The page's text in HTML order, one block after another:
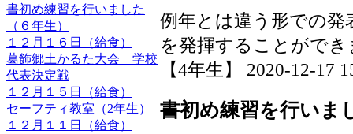
書初め練習を行いました
（６年生）
１２月１６日（給食）
葛飾郷土かるた大会 学校
代表決定戦
１２月１５日（給食）
セーフティ教室（2年生）
１２月１１日（給食）
例年とは違う形での
を発揮することができ
【4年生】 2020-12-17
書初め練習を行いま